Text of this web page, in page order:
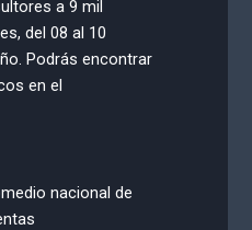
a 9 mil
del 08 al 10
Podrás encontrar
en el
nacional de